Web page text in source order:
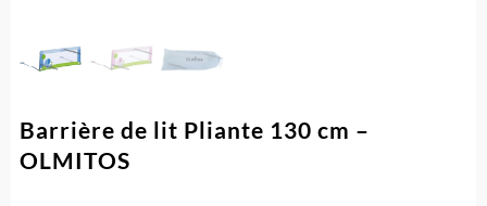
Barrière de lit Pliante 130 cm –
OLMITOS